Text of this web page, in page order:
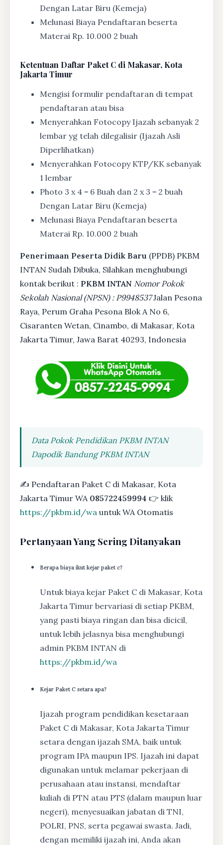
Dengan Latar Biru (Kemeja)
Melunasi Biaya Pendaftaran beserta
Materai Rp. 10.000 2 buah
Ketentuan Daftar Paket C di Makasar, Kota
Jakarta Timur
Mengisi formulir pendaftaran di tempat
pendaftaran atau bisa
Menyerahkan Fotocopy Ijazah sebanyak 2
lembar yg telah dilegalisir (Ijazah Asli
Diperlihatkan)
Menyerahkan Fotocopy KTP/KK sebanyak
1 lembar
Photo 3 x 4 = 6 Buah dan 2 x 3 = 2 buah
Dengan Latar Biru (Kemeja)
Melunasi Biaya Pendaftaran beserta
Materai Rp. 10.000 2 buah
Penerimaan Peserta Didik Baru (PPDB) PKBM
INTAN Sudah Dibuka, Silahkan menghubungi
kontak berikut : PKBM INTAN Nomor Pokok
Sekolah Nasional (NPSN) : P9948537Jalan Pesona
Raya, Perum Graha Pesona Blok A No 6,
Cisaranten Wetan, Cinambo, di Makasar, Kota
Jakarta Timur, Jawa Barat 40293, Indonesia
Data Pokok Pendidikan PKBM INTAN
Dapodik Bandung PKBM INTAN
✍ Pendaftaran Paket C di Makasar, Kota
Jakarta Timur WA 085722459994 👉 klik
https://pkbm.id/wa untuk WA Otomatis
Pertanyaan Yang Sering Ditanyakan
Berapa biaya ikut kejar paket c?
Untuk biaya kejar Paket C di Makasar, Kota
Jakarta Timur bervariasi di setiap PKBM,
yang pasti biaya ringan dan bisa dicicil,
untuk lebih jelasnya bisa menghubungi
admin PKBM INTAN di
https://pkbm.id/wa
Kejar Paket C setara apa?
Ijazah program pendidikan kesetaraan
Paket C di Makasar, Kota Jakarta Timur
setara dengan ijazah SMA, baik untuk
program IPA maupun IPS. Ijazah ini dapat
digunakan untuk melamar pekerjaan di
perusahaan atau instansi, mendaftar
kuliah di PTN atau PTS (dalam maupun luar
negeri), menyesuaikan jabatan di TNI,
POLRI, PNS, serta pegawai swasta. Jadi,
dengan memiliki ijazah ini, Anda akan